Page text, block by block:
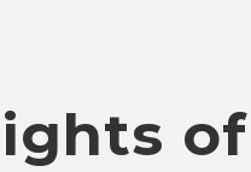
of